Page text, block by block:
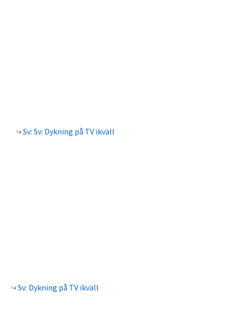
Sv: Sv: Dykning på TV ikväll
Sv: Dykning på TV ikväll